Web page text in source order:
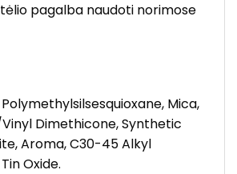
pagalba naudoti norimose
Mica,
Dimethicone, Synthetic
Aroma, C30-45 Alkyl
Oxide.